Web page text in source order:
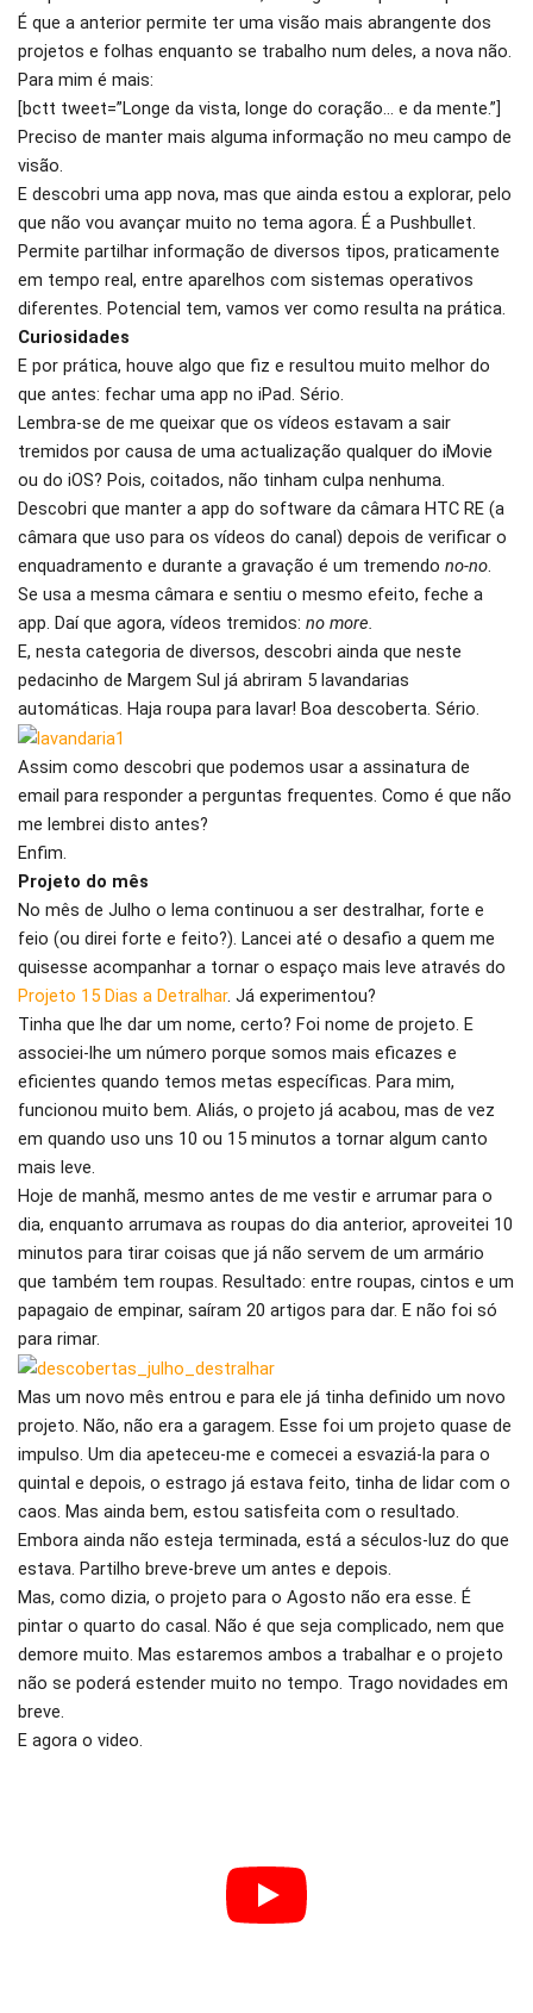
É que a anterior permite ter uma visão mais abrangente dos
projetos e folhas enquanto se trabalho num deles, a nova não.
Para mim é mais:
[bctt tweet=”Longe da vista, longe do coração… e da mente.”]
Preciso de manter mais alguma informação no meu campo de
visão.
E descobri uma app nova, mas que ainda estou a explorar, pelo
que não vou avançar muito no tema agora. É a Pushbullet.
Permite partilhar informação de diversos tipos, praticamente
em tempo real, entre aparelhos com sistemas operativos
diferentes. Potencial tem, vamos ver como resulta na prática.
Curiosidades
E por prática, houve algo que fiz e resultou muito melhor do
que antes: fechar uma app no iPad. Sério.
Lembra-se de me queixar que os vídeos estavam a sair
tremidos por causa de uma actualização qualquer do iMovie
ou do iOS? Pois, coitados, não tinham culpa nenhuma.
Descobri que manter a app do software da câmara HTC RE (a
câmara que uso para os vídeos do canal) depois de verificar o
enquadramento e durante a gravação é um tremendo no-no.
Se usa a mesma câmara e sentiu o mesmo efeito, feche a
app. Daí que agora, vídeos tremidos: no more.
E, nesta categoria de diversos, descobri ainda que neste
pedacinho de Margem Sul já abriram 5 lavandarias
automáticas. Haja roupa para lavar! Boa descoberta. Sério.
Assim como descobri que podemos usar a assinatura de
email para responder a perguntas frequentes. Como é que não
me lembrei disto antes?
Enfim.
Projeto do mês
No mês de Julho o lema continuou a ser destralhar, forte e
feio (ou direi forte e feito?). Lancei até o desafio a quem me
quisesse acompanhar a tornar o espaço mais leve através do
Projeto 15 Dias a Detralhar. Já experimentou?
Tinha que lhe dar um nome, certo? Foi nome de projeto. E
associei-lhe um número porque somos mais eficazes e
eficientes quando temos metas específicas. Para mim,
funcionou muito bem. Aliás, o projeto já acabou, mas de vez
em quando uso uns 10 ou 15 minutos a tornar algum canto
mais leve.
Hoje de manhã, mesmo antes de me vestir e arrumar para o
dia, enquanto arrumava as roupas do dia anterior, aproveitei 10
minutos para tirar coisas que já não servem de um armário
que também tem roupas. Resultado: entre roupas, cintos e um
papagaio de empinar, saíram 20 artigos para dar. E não foi só
para rimar.
Mas um novo mês entrou e para ele já tinha definido um novo
projeto. Não, não era a garagem. Esse foi um projeto quase de
impulso. Um dia apeteceu-me e comecei a esvaziá-la para o
quintal e depois, o estrago já estava feito, tinha de lidar com o
caos. Mas ainda bem, estou satisfeita com o resultado.
Embora ainda não esteja terminada, está a séculos-luz do que
estava. Partilho breve-breve um antes e depois.
Mas, como dizia, o projeto para o Agosto não era esse. É
pintar o quarto do casal. Não é que seja complicado, nem que
demore muito. Mas estaremos ambos a trabalhar e o projeto
não se poderá estender muito no tempo. Trago novidades em
breve.
E agora o video.